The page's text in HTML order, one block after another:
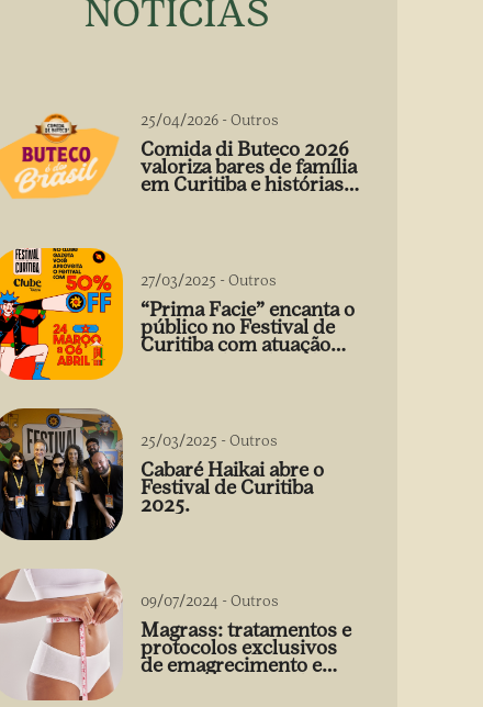
NOTÍCIAS
25/04/2026 -Outros
Comida di Buteco 2026
valoriza bares de família
em Curitiba e histórias
27/03/2025 -Outros
“Prima Facie” encanta o
público no Festival de
Curitiba com atuação
arrebatadora de Débora
25/03/2025 -Outros
Cabaré Haikai abre o
Festival de Curitiba
2025.
09/07/2024 -Outros
Magrass: tratamentos e
protocolos exclusivos
de emagrecimento e
estética sem uso de